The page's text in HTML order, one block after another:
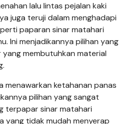
lalu lintas pejalan kaki
juga teruji dalam menghadapi
paparan sinar matahari
Ini menjadikannya pilihan yang
membutuhkan material
menawarkan ketahanan panas
pilihan yang sangat
terpapar sinar matahari
yang tidak mudah menyerap